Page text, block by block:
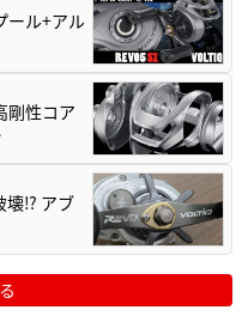
ール+アル
剛性コア
壊⁉ アブ